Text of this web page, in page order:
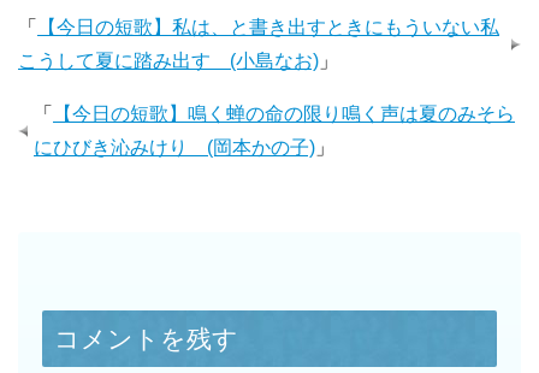
「
【今日の短歌】私は、と書き出すときにもういない私
こうして夏に踏み出す (小島なお) 」
「
【今日の短歌】鳴く蝉の命の限り鳴く声は夏のみそら
にひびき沁みけり (岡本かの子) 」
コメントを残す